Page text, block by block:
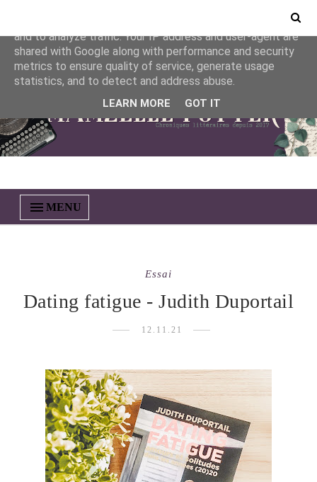
MENU
Essai
Dating fatigue - Judith Duportail
12.11.21
This site uses cookies from Google to deliver its services
and to analyze traffic. Your IP address and user-agent are
shared with Google along with performance and security
metrics to ensure quality of service, generate usage
statistics, and to detect and address abuse.
LEARN MORE GOT IT